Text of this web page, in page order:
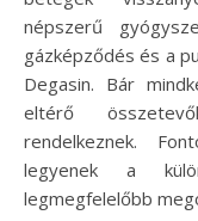
népszerű
gázképződés és a
Degasin. Bár
eltérő
rendelkeznek.
legyenek a
legmegfelelőbb